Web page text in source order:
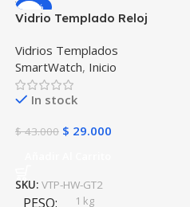
-33%
Vidrio Templado Reloj
Huawei Gt2 46mm X2
Unidades
Vidrios Templados
SmartWatch, Inicio
In stock
$43.000 $ 29.000
SKU: VTP-HW-GT2
PESO 1 kg